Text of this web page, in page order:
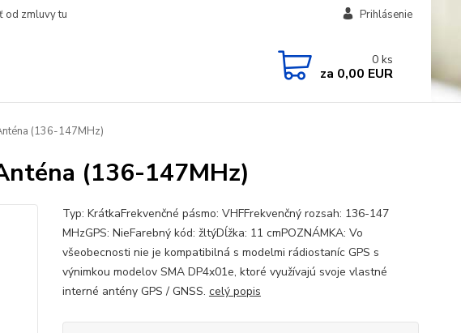
od zmluvy tu Prihlásenie
0 ks
za 0,00 EUR
(136-147MHz)
(136-147MHz)
Typ: KrátkaFrekvenčné pásmo: VHFFrekvenčný rozsah: 136-147
MHzGPS: NieFarebný kód: žltýDĺžka: 11 cmPOZNÁMKA: Vo
všeobecnosti nie je kompatibilná s modelmi rádiostaníc GPS s
výnimkou modelov SMA DP4x01e, ktoré využívajú svoje vlastné
interné antény GPS / GNSS. celý popis